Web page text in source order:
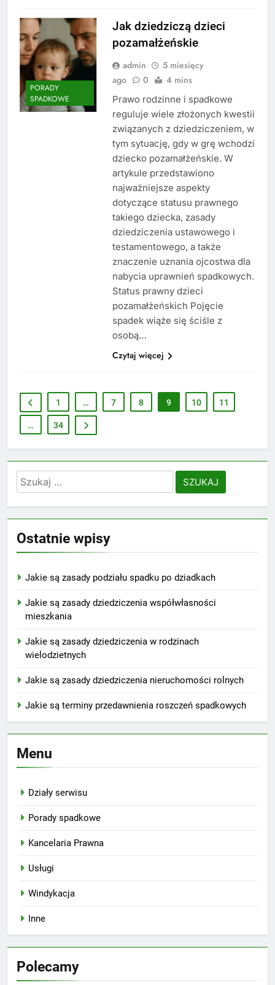
PORADY
SPADKOWE
Jak dziedziczą dzieci
pozamałżeńskie
admin
5 miesięcy
ago
0 4 mins
Prawo rodzinne i spadkowe
reguluje wiele złożonych kwestii
związanych z dziedziczeniem, w
tym sytuację, gdy w grę wchodzi
dziecko pozamałżeńskie. W
artykule przedstawiono
najważniejsze aspekty
dotyczące statusu prawnego
takiego dziecka, zasady
dziedziczenia ustawowego i
testamentowego, a także
znaczenie uznania ojcostwa dla
nabycia uprawnień spadkowych.
Status prawny dzieci
pozamałżeńskich Pojęcie
spadek wiąże się ściśle z
osobą…
Czytaj więcej
1 … 7 8 9 10 11
… 34
Szukaj:
Ostatnie wpisy
Jakie są zasady podziału spadku po dziadkach
Jakie są zasady dziedziczenia współwłasności
mieszkania
Jakie są zasady dziedziczenia w rodzinach
wielodzietnych
Jakie są zasady dziedziczenia nieruchomości rolnych
Jakie są terminy przedawnienia roszczeń spadkowych
Menu
Działy serwisu
Porady spadkowe
Kancelaria Prawna
Usługi
Windykacja
Inne
Polecamy